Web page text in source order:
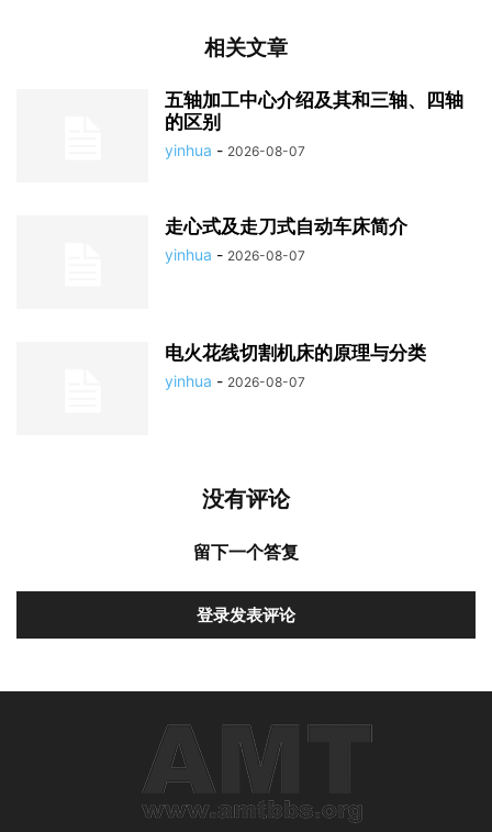
相关文章
五轴加工中心介绍及其和三轴、四轴
的区别
yinhua - 2026-08-07
走心式及走刀式自动车床简介
yinhua - 2026-08-07
电火花线切割机床的原理与分类
yinhua - 2026-08-07
没有评论
留下一个答复
登录发表评论